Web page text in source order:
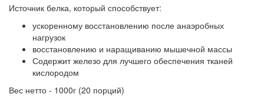
Источник белка, который способствует:
ускоренному восстановлению после анаэробных
нагрузок
восстановлению и наращиванию мышечной массы
Содержит железо для лучшего обеспечения тканей
кислородом
Вес нетто - 1000г (20 порций)